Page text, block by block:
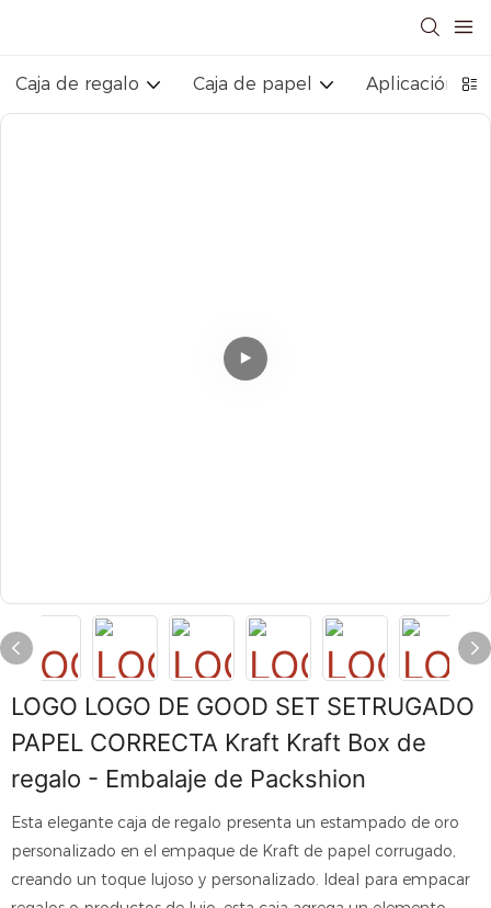
Caja de regalo Caja de papel Aplicación
LOGO LOGO DE GOOD SET SETRUGADO
PAPEL CORRECTA Kraft Kraft Box de
regalo - Embalaje de Packshion
Esta elegante caja de regalo presenta un estampado de oro
personalizado en el empaque de Kraft de papel corrugado,
creando un toque lujoso y personalizado. Ideal para empacar